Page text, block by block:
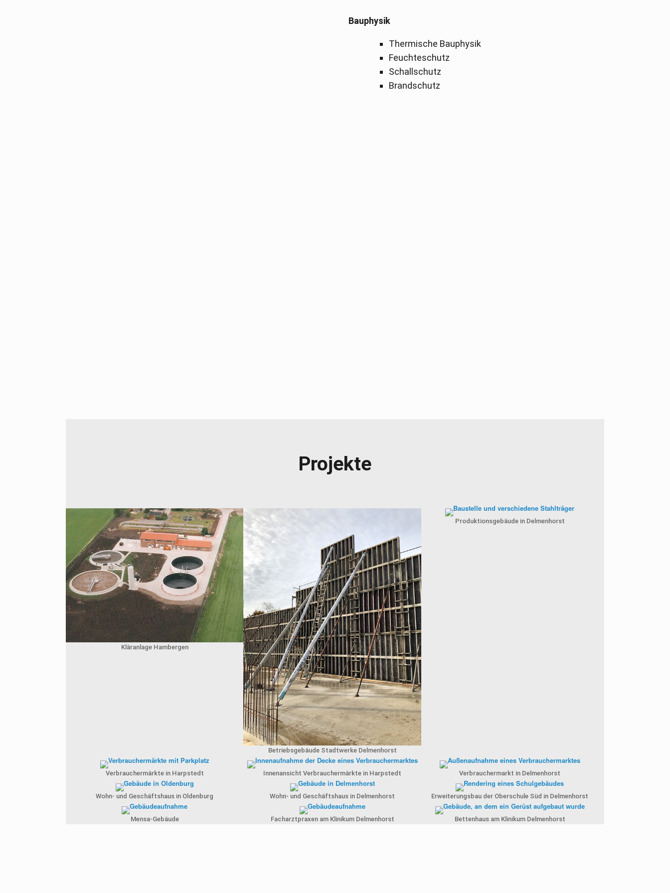
Bauphysik
Thermische Bauphysik
Feuchteschutz
Schallschutz
Brandschutz
Projekte
Kläranlage Hambergen
Betriebsgebäude Stadtwerke Delmenhorst
Produktionsgebäude in Delmenhorst
Verbrauchermärkte in Harpstedt Innenansicht Verbrauchermärkte in Harpstedt Verbrauchermarkt in Delmenhorst
Wohn- und Geschäftshaus in Oldenburg Wohn- und Geschäftshaus in Delmenhorst Erweiterungsbau der Oberschule Süd in Delmenhorst
Mensa-Gebäude Facharztpraxen am Klinikum Delmenhorst Bettenhaus am Klinikum Delmenhorst